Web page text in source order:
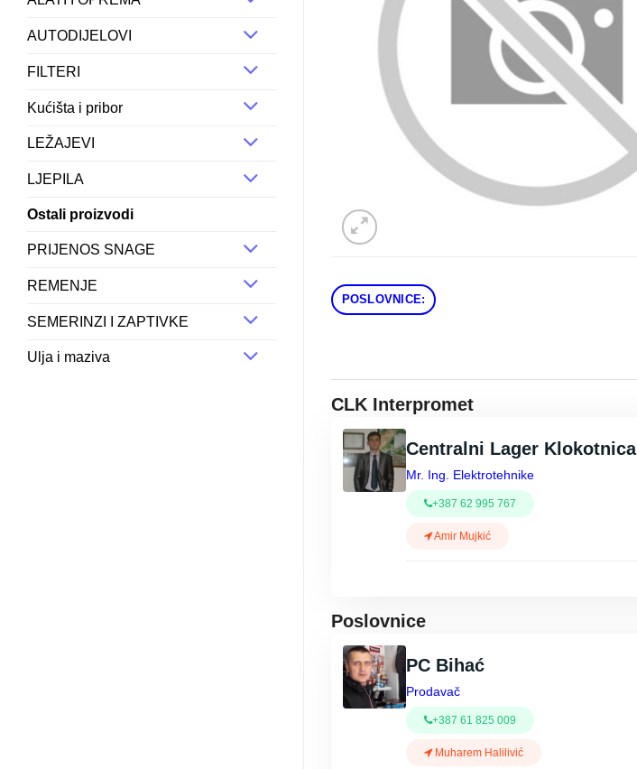
AUTODIJELOVI
FILTERI
Kućišta i pribor
LEŽAJEVI
LJEPILA
Ostali proizvodi
PRIJENOS SNAGE
REMENJE
SEMERINZI I ZAPTIVKE
Ulja i maziva
POSLOVNICE:
CLK Interpromet
Centralni Lager Klokotnica
Mr. Ing. Elektrotehnike
+387 62 995 767
Amir Mujkić
Poslovnice
PC Bihać
Prodavač
+387 61 825 009
Muharem Halilivić